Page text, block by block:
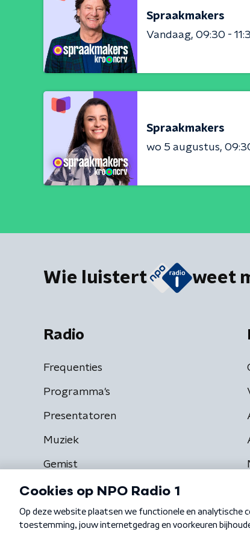
Spraakmakers
Vandaag 09:30 -
Spraakmakers
wo 5 augustus
Wie luistert weet
Radio
Frequenties
Programma's
Presentatoren
Muziek
Gemist
Algemene voorwaarden Privacybeleid